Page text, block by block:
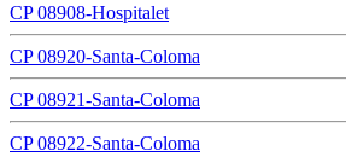
CP 08908-Hospitalet
CP 08920-Santa-Coloma
CP 08921-Santa-Coloma
CP 08922-Santa-Coloma